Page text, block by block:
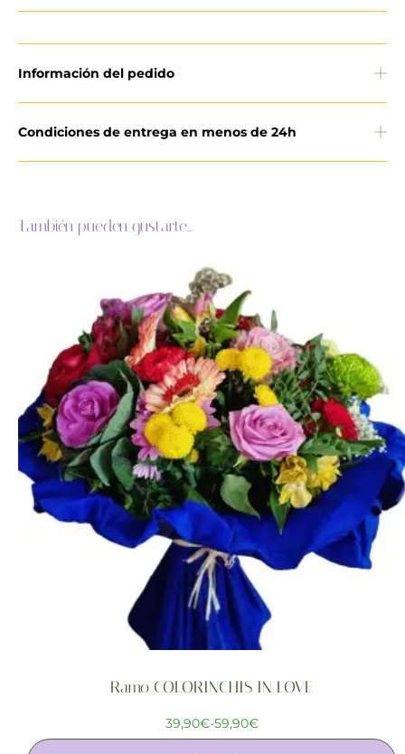
Información del pedido
Condiciones de entrega en menos de 24h
También pueden gustarte...
Ramo COLORINCHIS IN LOVE
39,90€-59,90€